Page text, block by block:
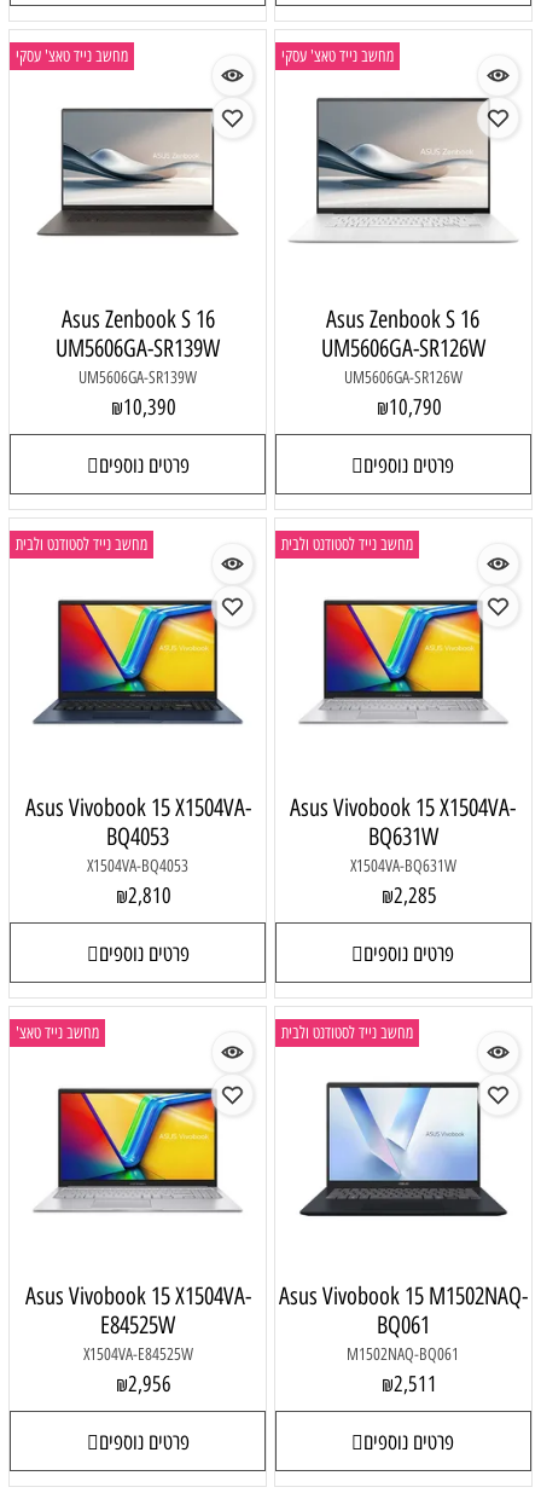
מחשב נייד טאצ' עסקי
Asus Zenbook S 16
UM5606GA-SR126W
UM5606GA-SR126W
₪10,790
פרטים נוספים
מחשב נייד טאצ' עסקי
Asus Zenbook S 16
UM5606GA-SR139W
UM5606GA-SR139W
₪10,390
פרטים נוספים
מחשב נייד לסטודנט ולבית
Asus Vivobook 15 X1504VA-
BQ631W
X1504VA-BQ631W
₪2,285
פרטים נוספים
מחשב נייד לסטודנט ולבית
Asus Vivobook 15 X1504VA-
BQ4053
X1504VA-BQ4053
₪2,810
פרטים נוספים
מחשב נייד לסטודנט ולבית
Asus Vivobook 15 M1502NAQ-
BQ061
M1502NAQ-BQ061
₪2,511
פרטים נוספים
מחשב נייד טאצ'
Asus Vivobook 15 X1504VA-
E84525W
X1504VA-E84525W
₪2,956
פרטים נוספים